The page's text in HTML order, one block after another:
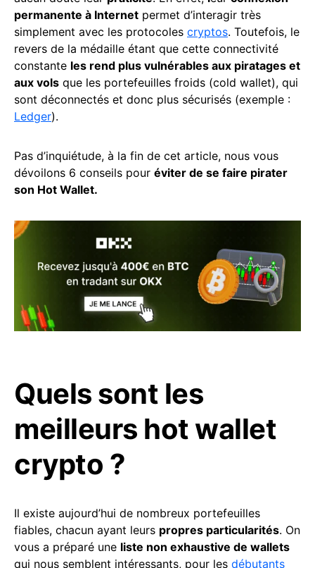
permanente à Internet permet d’interagir très
simplement avec les protocoles cryptos. Toutefois, le
revers de la médaille étant que cette connectivité
constante les rend plus vulnérables aux piratages et
aux vols que les portefeuilles froids (cold wallet), qui
sont déconnectés et donc plus sécurisés (exemple :
Ledger).
Pas d’inquiétude, à la fin de cet article, nous vous
dévoilons 6 conseils pour éviter de se faire pirater
son Hot Wallet.
Quels sont les
meilleurs hot wallet
crypto ?
Il existe aujourd’hui de nombreux portefeuilles
fiables, chacun ayant leurs propres particularités. On
vous a préparé une liste non exhaustive de wallets
qui nous semblent intéressants, pour les débutants